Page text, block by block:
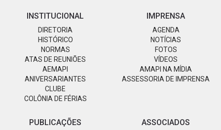
INSTITUCIONAL
DIRETORIA
HISTÓRICO
NORMAS
ATAS DE REUNIÕES
AEMAPI
ANIVERSARIANTES
CLUBE
COLÔNIA DE FÉRIAS
IMPRENSA
AGENDA
NOTÍCIAS
FOTOS
VÍDEOS
AMAPI NA MÍDIA
ASSESSORIA DE IMPRENSA
PUBLICAÇÕES ASSOCIADOS